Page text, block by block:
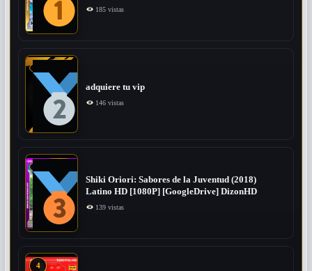
185 vistas
adquiere tu vip
146 vistas
Shiki Oriori: Sabores de la Juventud (2018)
Latino HD [1080P] [GoogleDrive] DizonHD
139 vistas
4